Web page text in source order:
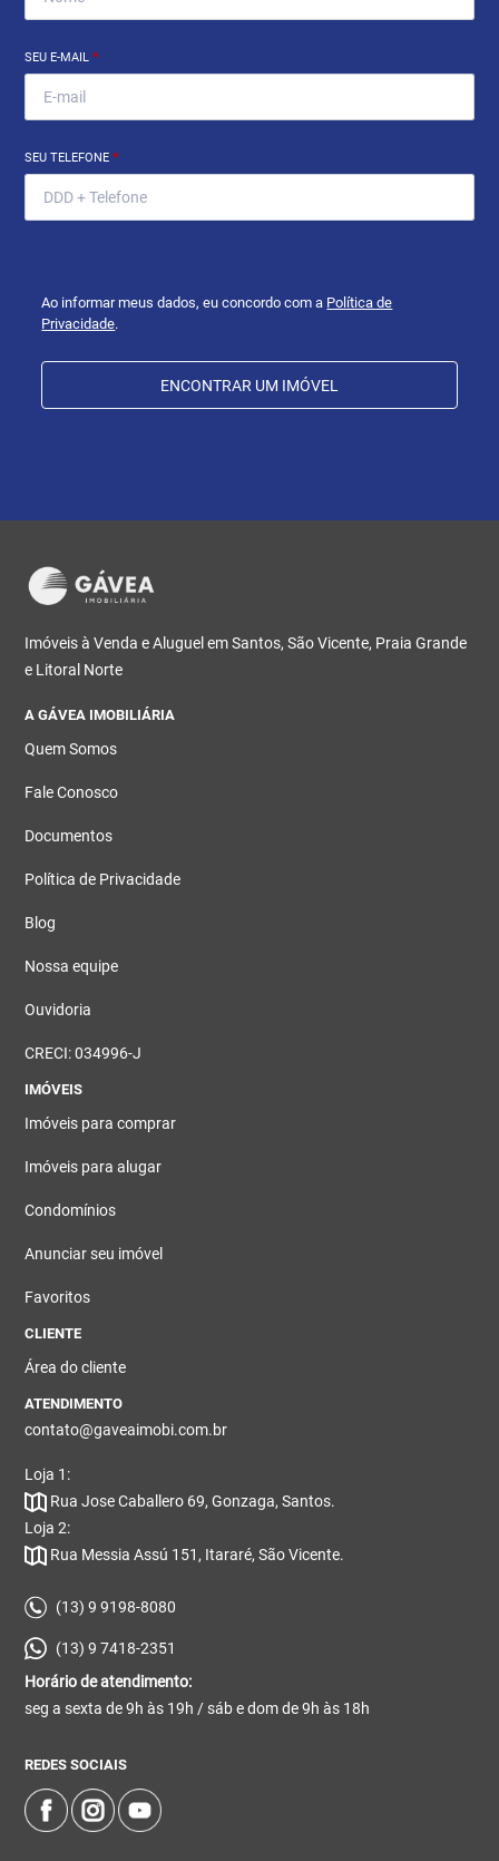
SEU E-MAIL*
SEU TELEFONE*
Ao informar meus dados, eu concordo com a Política de
Privacidade.
ENCONTRAR UM IMÓVEL
Imóveis à Venda e Aluguel em Santos, São Vicente, Praia Grande
e Litoral Norte
A GÁVEA IMOBILIÁRIA
Quem Somos
Fale Conosco
Documentos
Política de Privacidade
Blog
Nossa equipe
Ouvidoria
CRECI: 034996-J
IMÓVEIS
Imóveis para comprar
Imóveis para alugar
Condomínios
Anunciar seu imóvel
Favoritos
CLIENTE
Área do cliente
ATENDIMENTO
contato@gaveaimobi.com.br
Loja 1:
Rua Jose Caballero 69, Gonzaga, Santos.
Loja 2:
Rua Messia Assú 151, Itararé, São Vicente.
(13) 9 9198-8080
(13) 9 7418-2351
Horário de atendimento:
seg a sexta de 9h às 19h / sáb e dom de 9h às 18h
REDES SOCIAIS